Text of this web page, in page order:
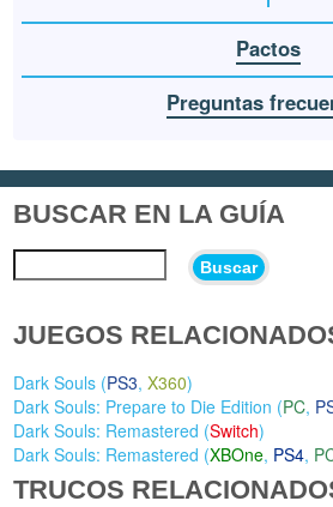
Pactos
Preguntas
BUSCAR EN LA GUÍA
Buscar
JUEGOS
Dark Souls (PS3,X360)
Dark Souls: Prepare to Die Edition (PC,
Dark Souls: Remastered (Switch)
Dark Souls: Remastered (XBOne, PS4,
TRUCOS